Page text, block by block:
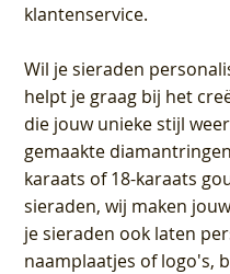
klantenservice.
Wil je sieraden
helpt je graag bij het
die jouw unieke stijl
gemaakte
karaats of 18-karaats
sieraden, wij maken
je sieraden ook laten
naamplaatjes of logo's,